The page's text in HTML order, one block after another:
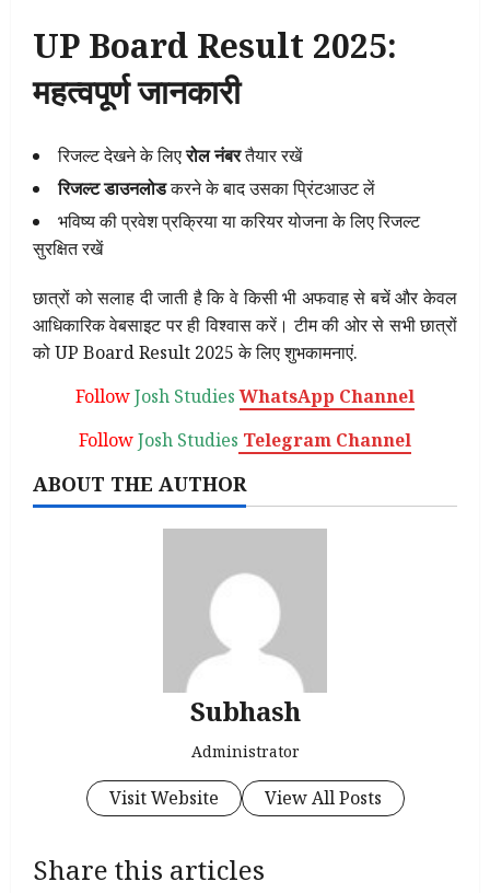
UP Board Result 2025:
महत्वपूर्ण जानकारी
रिजल्ट देखने के लिएरोल नंबरतैयार रखें
रिजल्ट डाउनलोडकरने के बाद उसका प्रिंटआउट लें
भविष्य की प्रवेश प्रक्रिया या करियर योजना के लिए रिजल्ट
सुरक्षित रखें
छात्रों को सलाह दी जाती है कि वे किसी भी अफवाह से बचें और केवल
आधिकारिक वेबसाइट पर ही विश्वास करें। टीम की ओर से सभी छात्रों
को UP Board Result 2025 के लिए शुभकामनाएं.
FollowJosh Studies WhatsApp Channel
FollowJosh Studies Telegram Channel
ABOUT THE AUTHOR
Subhash
Administrator
Visit Website View All Posts
Share this articles